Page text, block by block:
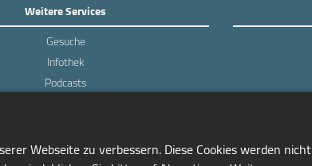
Weitere Services
Gesuche
Infothek
Podcasts
Webseite zu verbessern. Diese Cookies werden nicht